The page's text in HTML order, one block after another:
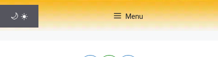
🌙 ☀️ Menu